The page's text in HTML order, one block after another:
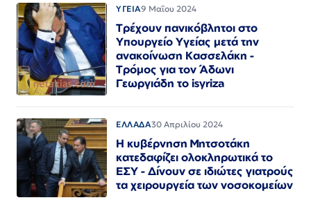
ΥΓΕΙΑ9 Μαΐου 2024
Τρέχουν πανικόβλητοι στο
Υπουργείο Υγείας μετά την
ανακοίνωση Κασσελάκη -
Τρόμος για τον Άδωνι
Γεωργιάδη το isyriza
ΕΛΛΑΔΑ30 Απριλίου 2024
Η κυβέρνηση Μητσοτάκη
κατεδαφίζει ολοκληρωτικά το
ΕΣΥ - Δίνουν σε ιδιώτες γιατρούς
τα χειρουργεία των νοσοκομείων